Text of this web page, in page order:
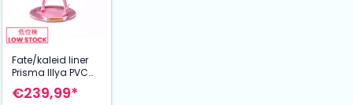
Fate/kaleid liner
Prisma Illya PVC
Statue 1/7 Licht
The Nameless Girl
€239,99*